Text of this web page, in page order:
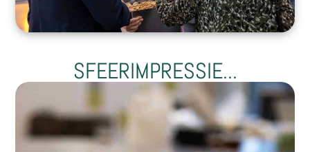
SFEERIMPRESSIE...